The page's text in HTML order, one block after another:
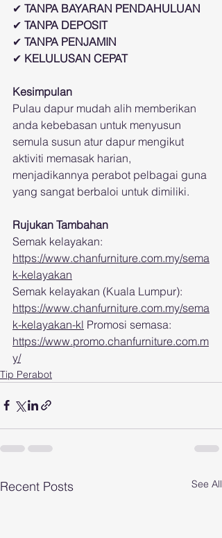
✔ TANPA BAYARAN PENDAHULUAN
✔ TANPA DEPOSIT
✔ TANPA PENJAMIN
✔ KELULUSAN CEPAT
Kesimpulan
Pulau dapur mudah alih memberikan
anda kebebasan untuk menyusun
semula susun atur dapur mengikut
aktiviti memasak harian,
menjadikannya perabot pelbagai guna
yang sangat berbaloi untuk dimiliki.
Rujukan Tambahan
Semak kelayakan:
https://www.chanfurniture.com.my/sema
k-kelayakan
Semak kelayakan (Kuala Lumpur):
https://www.chanfurniture.com.my/sema
k-kelayakan-kl Promosi semasa:
https://www.promo.chanfurniture.com.m
y/
Tip Perabot
Recent Posts See All